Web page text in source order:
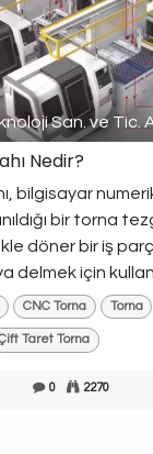
San. ve Tic.
Nedir?
bilgisayar
bir torna
döner bir iş
delmek için
CNC Torna Torna
Taret Torna
0 2270